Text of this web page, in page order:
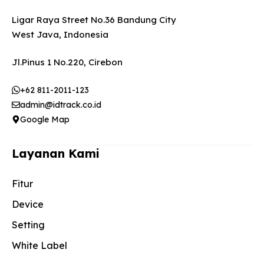
Ligar Raya Street No.36 Bandung City
West Java, Indonesia
Jl.Pinus 1 No.220, Cirebon
+62 811-2011-123
admin@idtrack.co.id
Google Map
Layanan Kami
Fitur
Device
Setting
White Label